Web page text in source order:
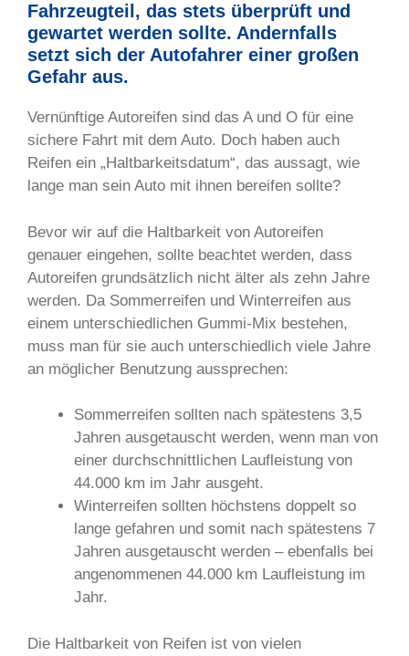
Fahrzeugteil, das stets überprüft und
gewartet werden sollte. Andernfalls
setzt sich der Autofahrer einer großen
Gefahr aus.
Vernünftige Autoreifen sind das A und O für eine
sichere Fahrt mit dem Auto. Doch haben auch
Reifen ein „Haltbarkeitsdatum“, das aussagt, wie
lange man sein Auto mit ihnen bereifen sollte?
Bevor wir auf die Haltbarkeit von Autoreifen
genauer eingehen, sollte beachtet werden, dass
Autoreifen grundsätzlich nicht älter als zehn Jahre
werden. Da Sommerreifen und Winterreifen aus
einem unterschiedlichen Gummi-Mix bestehen,
muss man für sie auch unterschiedlich viele Jahre
an möglicher Benutzung aussprechen:
Sommerreifen sollten nach spätestens 3,5
Jahren ausgetauscht werden, wenn man von
einer durchschnittlichen Laufleistung von
44.000 km im Jahr ausgeht.
Winterreifen sollten höchstens doppelt so
lange gefahren und somit nach spätestens 7
Jahren ausgetauscht werden – ebenfalls bei
angenommenen 44.000 km Laufleistung im
Jahr.
Die Haltbarkeit von Reifen ist von vielen